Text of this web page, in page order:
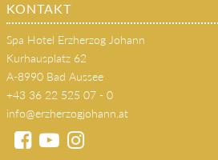
KONTAKT
Spa Hotel Erzherzog Johann
Kurhausplatz 62
A-8990 Bad Aussee
+43 36 22 525 07 - 0
info@erzherzogjohann.at